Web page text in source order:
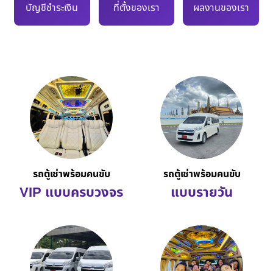
บัญชีชำระเงิน ที่ตั้งของเรา ผลงานของเรา
รถตู้เช่าพร้อมคนขับ
VIP แบบครบวงจร
รถตู้เช่าพร้อมคนขับ
แบบรายวัน